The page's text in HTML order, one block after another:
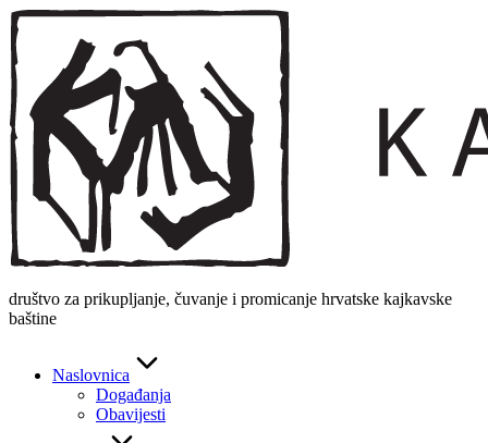
Skip
to
content
društvo za prikupljanje, čuvanje i promicanje hrvatske kajkavske
baštine
Naslovnica
Događanja
Obavijesti